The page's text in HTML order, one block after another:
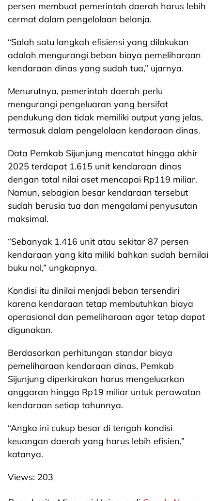
persen membuat pemerintah daerah harus lebih
cermat dalam pengelolaan belanja.
“Salah satu langkah efisiensi yang dilakukan
adalah mengurangi beban biaya pemeliharaan
kendaraan dinas yang sudah tua,” ujarnya.
Menurutnya, pemerintah daerah perlu
mengurangi pengeluaran yang bersifat
pendukung dan tidak memiliki output yang jelas,
termasuk dalam pengelolaan kendaraan dinas.
Data Pemkab Sijunjung mencatat hingga akhir
2025 terdapat 1.615 unit kendaraan dinas
dengan total nilai aset mencapai Rp119 miliar.
Namun, sebagian besar kendaraan tersebut
sudah berusia tua dan mengalami penyusutan
maksimal.
“Sebanyak 1.416 unit atau sekitar 87 persen
kendaraan yang kita miliki bahkan sudah bernilai
buku nol,” ungkapnya.
Kondisi itu dinilai menjadi beban tersendiri
karena kendaraan tetap membutuhkan biaya
operasional dan pemeliharaan agar tetap dapat
digunakan.
Berdasarkan perhitungan standar biaya
pemeliharaan kendaraan dinas, Pemkab
Sijunjung diperkirakan harus mengeluarkan
anggaran hingga Rp19 miliar untuk perawatan
kendaraan setiap tahunnya.
“Angka ini cukup besar di tengah kondisi
keuangan daerah yang harus lebih efisien,”
katanya.
Views: 203